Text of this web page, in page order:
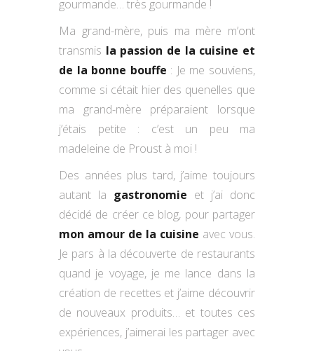
gourmande… très gourmande !
Ma grand-mère, puis ma mère m’ont
transmis la passion de la cuisine et
de la bonne bouffe : Je me souviens,
comme si cétait hier des quenelles que
ma grand-mère préparaient lorsque
j’étais petite : c’est un peu ma
madeleine de Proust à moi !
Des années plus tard, j’aime toujours
autant la gastronomie et j’ai donc
décidé de créer ce blog, pour partager
mon amour de la cuisine avec vous.
Je pars à la découverte de restaurants
quand je voyage, je me lance dans la
création de recettes et j’aime découvrir
de nouveaux produits… et toutes ces
expériences, j’aimerai les partager avec